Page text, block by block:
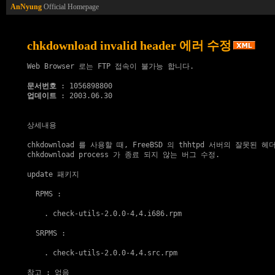
AnNyung Official Homepage
chkdownload invalid header 에러 수정
Web Browser 로는 FTP 접속이 불가능 합니다.
문서번호
업데이트 : 2003.06.30
상세내용
chkdownload 를 사용할 때, FreeBSD 의 thhtpd 서버의 잘못된 헤
chkdownload process 가 종료 되지 않는 버그 수정.
update 패키지
  RPMS :
    .
check-utils-2.0.0-4,4.i686.rpm
  SRPMS :
    .
check-utils-2.0.0-4,4.src.rpm
참고 : 없음